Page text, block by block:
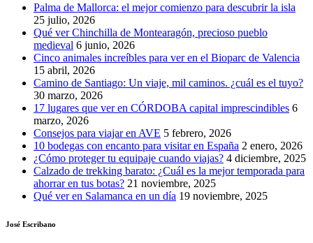
Palma de Mallorca: el mejor comienzo para descubrir la isla
25 julio, 2026
Qué ver Chinchilla de Montearagón, precioso pueblo
medieval 6 junio, 2026
Cinco animales increíbles para ver en el Bioparc de Valencia
15 abril, 2026
Camino de Santiago: Un viaje, mil caminos. ¿cuál es el tuyo?
30 marzo, 2026
17 lugares que ver en CÓRDOBA capital imprescindibles 6
marzo, 2026
Consejos para viajar en AVE 5 febrero, 2026
10 bodegas con encanto para visitar en España 2 enero, 2026
¿Cómo proteger tu equipaje cuando viajas? 4 diciembre, 2025
Calzado de trekking barato: ¿Cuál es la mejor temporada para
ahorrar en tus botas? 21 noviembre, 2025
Qué ver en Salamanca en un día 19 noviembre, 2025
José Escribano